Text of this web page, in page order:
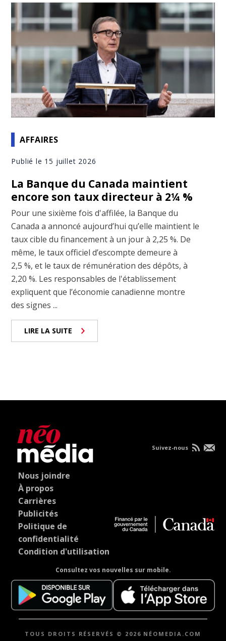
AFFAIRES
Publié le 15 juillet 2026
La Banque du Canada maintient
encore son taux directeur à 2¼ %
Pour une sixième fois d'affilée, la Banque du
Canada a annoncé aujourd’hui qu’elle maintient le
taux cible du financement à un jour à 2,25 %. De
même, le taux officiel d’escompte demeure à
2,5 %, et le taux de rémunération des dépôts, à
2,20 %. Les responsables de l'établissement
expliquent que l’économie canadienne montre
des signes ...
LIRE LA SUITE
Nous joindre
À propos
Carrières
Publicités
Politique de
confidentialité
Condition d'utilisation
Consultez vos nouvelles sur mobile.
Suivez-nous
TOUS DROITS RÉSERVÉS © 2026 NÉOMEDIA.COM